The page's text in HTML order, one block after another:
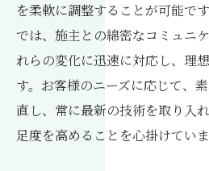
を柔軟に調整することが可能で
では、施主との綿密なコミュニ
れらの変化に迅速に対応し、理
す。お客様のニーズに応じて、
直し、常に最新の技術を取り入
足度を高めることを心掛けていま